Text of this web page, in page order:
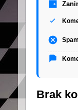
Brak